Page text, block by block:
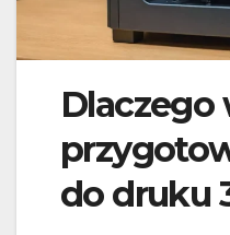
Dlaczego
do druku